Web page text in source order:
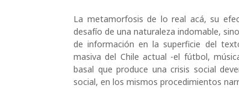
La metamorfosis de lo real acá, su
desafío de una naturaleza indomable,
de información en la superficie del
masiva del Chile actual -el fútbol,
basal que produce una crisis social
social, en los mismos procedimientos